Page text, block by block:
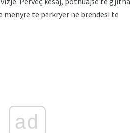
të përkryer në brendësi të
ad